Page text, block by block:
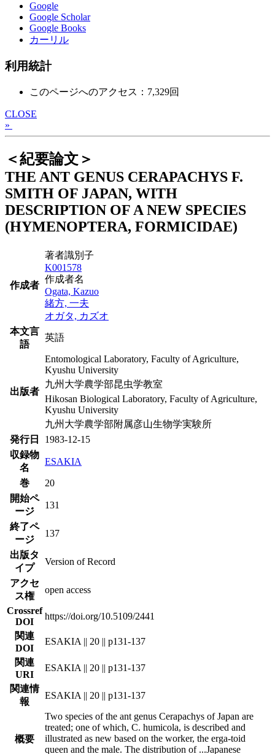
Google
Google Scholar
Google Books
カーリル
利用統計
このページへのアクセス：7,329回
CLOSE
»
＜紀要論文＞
THE ANT GENUS CERAPACHYS F.
SMITH OF JAPAN, WITH
DESCRIPTION OF A NEW SPECIES
(HYMENOPTERA, FORMICIDAE)
作成者
著者識別子
K001578
作成者名
Ogata, Kazuo
緒方, 一夫
オガタ, カズオ
本文言
語
英語
出版者
Entomological Laboratory, Faculty of Agriculture,
Kyushu University
九州大学農学部昆虫学教室
Hikosan Biological Laboratory, Faculty of Agriculture,
Kyushu University
九州大学農学部附属彦山生物学実験所
発行日
1983-12-15
収録物
名
ESAKIA
巻
20
開始ペ
ージ
131
終了ペ
ージ
137
出版タ
イプ
Version of Record
アクセ
ス権
open access
Crossref
DOI
https://doi.org/10.5109/2441
関連
DOI
ESAKIA || 20 || p131-137
関連
URI
ESAKIA || 20 || p131-137
関連情
報
ESAKIA || 20 || p131-137
概要
Two species of the ant genus Cerapachys of Japan are
treated; one of which, C. humicola, is described and
illustrated as new based on the worker, the erga-toid
queen and the male. The distribution of ...Japanese